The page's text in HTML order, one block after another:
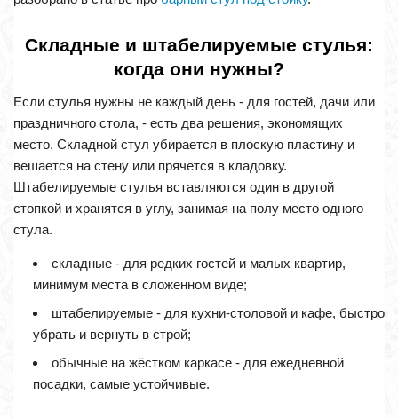
Складные и штабелируемые стулья:
когда они нужны?
Если стулья нужны не каждый день - для гостей, дачи или
праздничного стола, - есть два решения, экономящих
место. Складной стул убирается в плоскую пластину и
вешается на стену или прячется в кладовку.
Штабелируемые стулья вставляются один в другой
стопкой и хранятся в углу, занимая на полу место одного
стула.
складные - для редких гостей и малых квартир,
минимум места в сложенном виде;
штабелируемые - для кухни-столовой и кафе, быстро
убрать и вернуть в строй;
обычные на жёстком каркасе - для ежедневной
посадки, самые устойчивые.